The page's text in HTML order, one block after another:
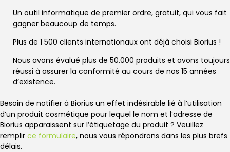
Un outil informatique de premier ordre, gratuit, qui vous fait
gagner beaucoup de temps.
Plus de 1 500 clients internationaux ont déjà choisi Biorius !
Nous avons évalué plus de 50.000 produits et avons toujours
réussi à assurer la conformité au cours de nos 15 années
d’existence.
Besoin de notifier à Biorius un effet indésirable lié à l’utilisation
d’un produit cosmétique pour lequel le nom et l’adresse de
Biorius apparaissent sur l’étiquetage du produit ? Veuillez
remplir ce formulaire, nous vous répondrons dans les plus brefs
délais.